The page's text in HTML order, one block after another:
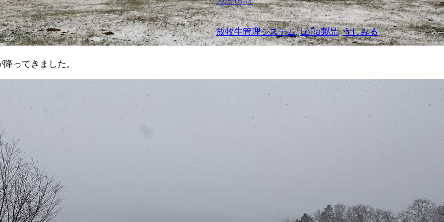
ってきました。
放牧牛管理システム, LoRa製品, うしみる